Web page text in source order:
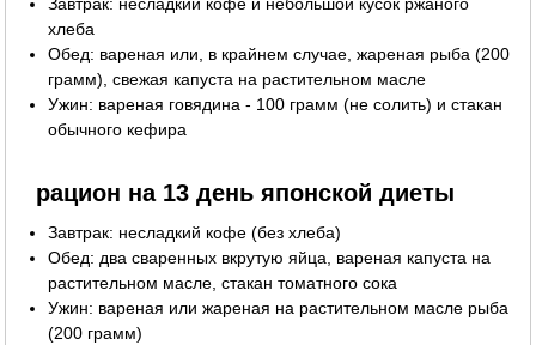
хлеба
Обед: вареная или, в крайнем случае, жареная рыба (200
грамм), свежая капуста на растительном масле
Ужин: вареная говядина - 100 грамм (не солить) и стакан
обычного кефира
рацион на 13 день японской диеты
Завтрак: несладкий кофе (без хлеба)
Обед: два сваренных вкрутую яйца, вареная капуста на
растительном масле, стакан томатного сока
Ужин: вареная или жареная на растительном масле рыба
(200 грамм)